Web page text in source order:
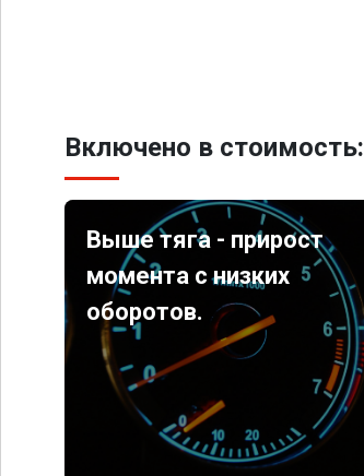
Включено в стоимость:
Выше тяга - прирост
момента с низких
оборотов.